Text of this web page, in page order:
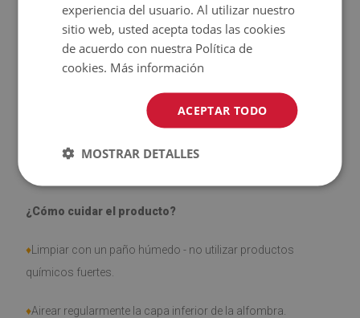
El productofácil de limpiar, resistente a las manchas y al
debido al paso del tiempo (por ejemplo, abrasión) no son
¿Cómo cuidar el producto?
♦ Limpiar con un paño húmedo - no utilizar productos
químicos fuertes.
♦Airear regularmente la capa inferior de la alfombra.
experiencia del usuario. Al utilizar nuestro
sitio web, usted acepta todas las cookies
de acuerdo con nuestra Política de
cookies. Más información
ACEPTAR TODO
MOSTRAR DETALLES